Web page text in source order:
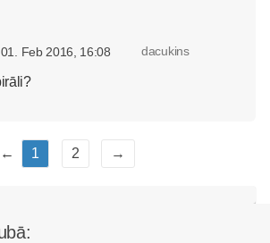
01. Feb 2016, 16:08 dacukins
← 1 2 →